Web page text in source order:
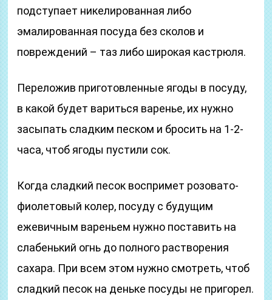
подступает никелированная либо
эмалированная посуда без сколов и
повреждений – таз либо широкая кастрюля.
Переложив приготовленные ягоды в посуду,
в какой будет вариться варенье, их нужно
засыпать сладким песком и бросить на 1-2-
часа, чтоб ягоды пустили сок.
Когда сладкий песок воспримет розовато-
фиолетовый колер, посуду с будущим
ежевичным вареньем нужно поставить на
слабенький огнь до полного растворения
сахара. При всем этом нужно смотреть, чтоб
сладкий песок на деньке посуды не пригорел.